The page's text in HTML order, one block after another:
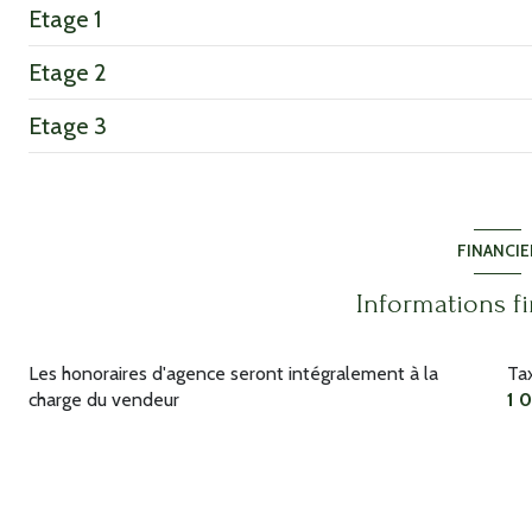
entrée
WC
salle d'eau
Etage 1
Palier
chambre
Etage 2
Palier
Etage 3
Informations
Les honoraires d'agence seront intégralement à la
charge du vendeur
1